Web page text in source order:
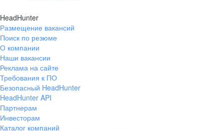
HeadHunter
Размещение вакансий
Поиск по резюме
О компании
Наши вакансии
Реклама на сайте
Требования к ПО
Безопасный HeadHunter
HeadHunter API
Партнерам
Инвесторам
Каталог компаний